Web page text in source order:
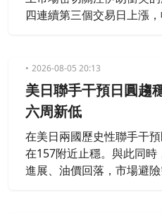
四連續第三個交易日上漲
2026-08-05 20:13
美日聯手干預日圓
六周新低
在美日兩國歷史性聯手干
在157附近止穩。與此同
進展、油價回落，市場避